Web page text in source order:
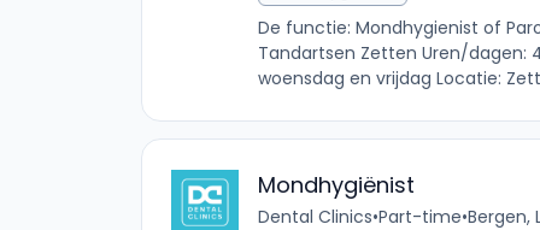
De functie: Mondhygienist of
Tandartsen Zetten Uren/dagen:
woensdag en vrijdag Locatie:
Mondhygiënist
Dental Clinics•Part-time•Bergen,